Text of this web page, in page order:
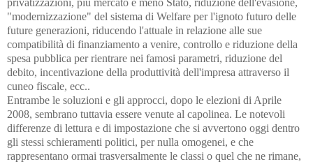
"modernizzazione" del sistema di Welfare per l'ignoto futuro delle
future generazioni, riducendo l'attuale in relazione alle sue
compatibilità di finanziamento a venire, controllo e riduzione della
spesa pubblica per rientrare nei famosi parametri, riduzione del
debito, incentivazione della produttività dell'impresa attraverso il
cuneo fiscale, ecc..
Entrambe le soluzioni e gli approcci, dopo le elezioni di Aprile
2008, sembrano tuttavia essere venute al capolinea. Le notevoli
differenze di lettura e di impostazione che si avvertono oggi dentro
gli stessi schieramenti politici, per nulla omogenei, e che
rappresentano ormai trasversalmente le classi o quel che ne rimane,